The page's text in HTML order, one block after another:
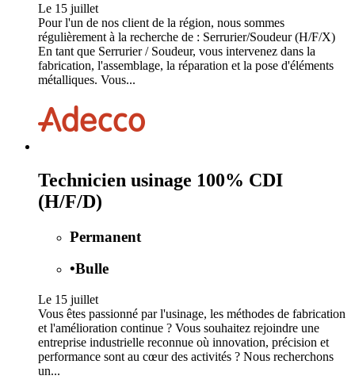
Le 15 juillet
Pour l'un de nos client de la région, nous sommes
régulièrement à la recherche de : Serrurier/Soudeur (H/F/X)
En tant que Serrurier / Soudeur, vous intervenez dans la
fabrication, l'assemblage, la réparation et la pose d'éléments
métalliques. Vous...
Technicien usinage 100% CDI
(H/F/D)
Permanent
•Bulle
Le 15 juillet
Vous êtes passionné par l'usinage, les méthodes de fabrication
et l'amélioration continue ? Vous souhaitez rejoindre une
entreprise industrielle reconnue où innovation, précision et
performance sont au cœur des activités ? Nous recherchons
un...